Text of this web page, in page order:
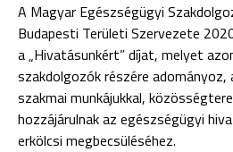
A Magyar Egészségügyi
Budapesti Területi Szervezete
a „Hivatásunkért” díjat, melyet
szakdolgozók részére
szakmai munkájukkal,
hozzájárulnak az egészségügyi
erkölcsi megbecsüléséhez.